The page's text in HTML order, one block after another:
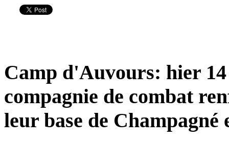
Camp d'Auvours: hier 14
compagnie de combat
leur base de Champagné